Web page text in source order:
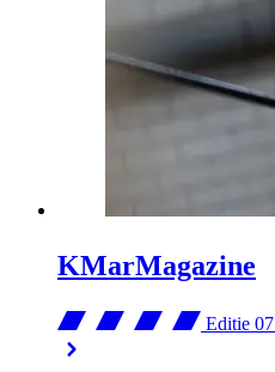
KMarMagazine
Editie 07